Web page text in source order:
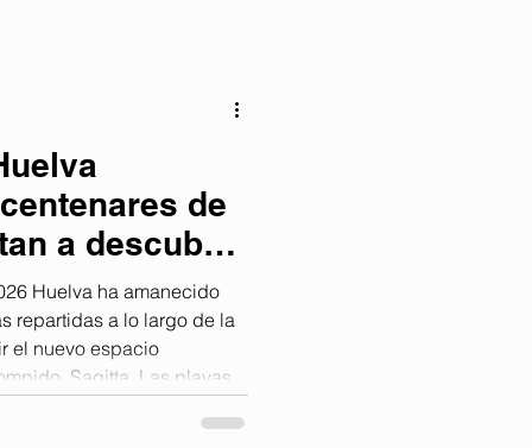
de
a descubrir
Huelva ha amanecido
repartidas a lo largo de la
el nuevo espacio
Sagitta. Las playas
a las toallas, que a través